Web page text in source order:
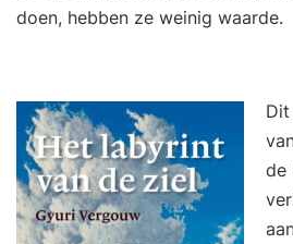
doen, hebben ze weinig waarde.
de